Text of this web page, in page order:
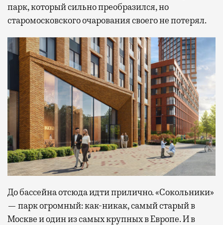
парк, который сильно преобразился, но
старомосковского очарования своего не потерял.
До бассейна отсюда идти прилично. «Сокольники»
— парк огромный: как-никак, самый старый в
Москве и один из самых крупных в Европе. И в